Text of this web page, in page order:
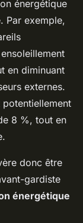
énergétique
Par exemple,
en diminuant
externes.
8 %, tout en
donc être
gardiste
énergétique